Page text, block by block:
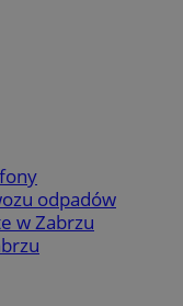
odpadów
w Zabrzu